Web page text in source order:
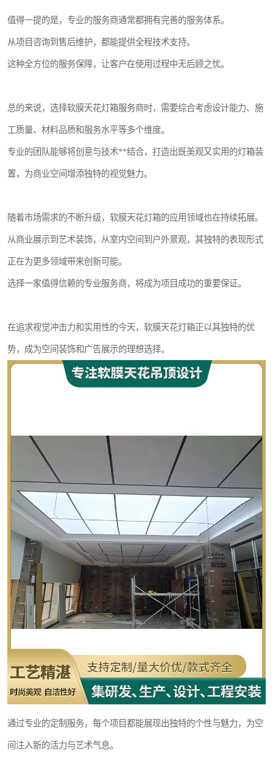
值得一提的是，专业的服务商通常都拥有完善的服务体系。
从项目咨询到售后维护，都能提供全程技术支持。
这种全方位的服务保障，让客户在使用过程中无后顾之忧。
总的来说，选择软膜天花灯箱服务商时，需要综合考虑设计能力、施
工质量、材料品质和服务水平等多个维度。
专业的团队能够将创意与技术**结合，打造出既美观又实用的灯箱装
置，为商业空间增添独特的视觉魅力。
随着市场需求的不断升级，软膜天花灯箱的应用领域也在持续拓展。
从商业展示到艺术装饰，从室内空间到户外景观，其独特的表现形式
正在为更多领域带来创新可能。
选择一家值得信赖的专业服务商，将成为项目成功的重要保证。
在追求视觉冲击力和实用性的今天，软膜天花灯箱正以其独特的优
势，成为空间装饰和广告展示的理想选择。
通过专业的定制服务，每个项目都能展现出独特的个性与魅力，为空
间注入新的活力与艺术气息。